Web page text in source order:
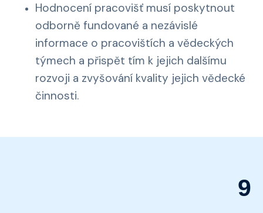
Hodnocení pracovišť musí poskytnout
odborně fundované a nezávislé
informace o pracovištích a vědeckých
týmech a přispět tím k jejich dalšímu
rozvoji a zvyšování kvality jejich vědecké
činnosti.
9